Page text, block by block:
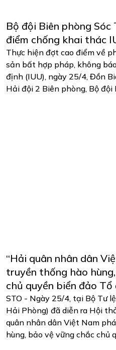
Bộ đội Biên phòng
điểm chống khai thác
Thực hiện đợt cao điểm về
sản bất hợp pháp, không
định (IUU), ngày 25/4, Đồn
Hải đội 2 Biên phòng, Bộ đội
“Hải quân nhân dân
truyền thống hào
chủ quyền biển đảo Tổ
STO - Ngày 25/4, tại Bộ Tư
Hải Phòng) đã diễn ra Hội
quân nhân dân Việt Nam
hùng, bảo vệ vững chắc chủ